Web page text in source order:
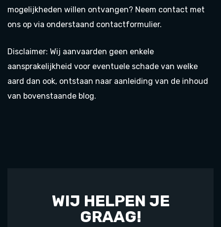
mogelijkheden willen ontvangen? Neem contact met
ons op via onderstaand contactformulier.
Disclaimer: Wij aanvaarden geen enkele
aansprakelijkheid voor eventuele schade van welke
aard dan ook, ontstaan naar aanleiding van de inhoud
van bovenstaande blog.
WIJ HELPEN JE
GRAAG!